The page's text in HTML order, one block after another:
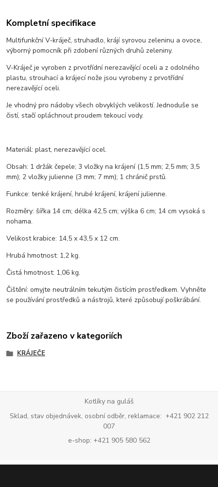
Kompletní specifikace
Multifunkční V-kráječ, struhadlo, krájí syrovou zeleninu a ovoce,
výborný pomocník při zdobení různých druhů zeleniny.
V-Kráječ je vyroben z prvotřídní nerezavějící oceli a z odolného
plastu, strouhací a krájecí nože jsou vyrobeny z prvotřídní
nerezavějící oceli.
Je vhodný pro nádoby všech obvyklých velikostí. Jednoduše se
čistí, stačí opláchnout proudem tekoucí vody.
Materiál: plast, nerezavějící ocel.
Obsah: 1 držák čepele; 3 vložky na krájení (1,5 mm; 2,5 mm; 3,5
mm); 2 vložky julienne (3 mm; 7 mm); 1 chránič prstů.
Funkce: tenké krájení, hrubé krájení, krájení julienne.
Rozměry: šířka 14 cm; délka 42,5 cm; výška 6 cm; 14 cm vysoká s
nohama.
Velikost krabice: 14,5 x 43,5 x 12 cm.
Hrubá hmotnost: 1,2 kg.
Čistá hmotnost: 1,06 kg.
Čištění: omyjte neutrálním tekutým čistícím prostředkem. Vyhněte
se používání prostředků a nástrojů, které způsobují poškrábání.
Zboží zařazeno v kategoriích
KRÁJEČE
Kotlíky na guláš
Sklad, stav objednávek, osobní odběr, reklamace: +421 902 212
007
e-shop: +421 905 580 562